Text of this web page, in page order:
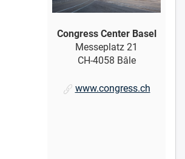
Congress Center Basel
Messeplatz 21
CH-4058 Bâle
www.congress.ch